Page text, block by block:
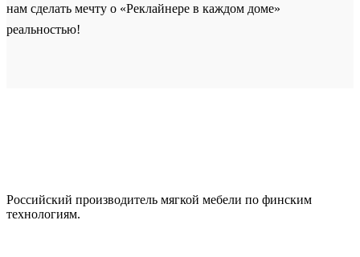
нам сделать мечту о «Реклайнере в каждом доме»
реальностью!
Российский производитель мягкой мебели по финским
технологиям.